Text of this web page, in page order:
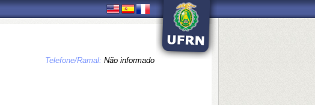
Telefone/Ramal: Não informado